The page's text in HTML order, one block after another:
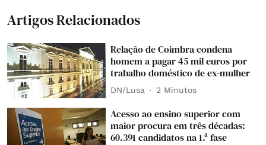
Artigos Relacionados
Relação de Coimbra condena
homem a pagar 45 mil euros por
trabalho doméstico de ex-mulher
DN/Lusa 2 Minutos
Acesso ao ensino superior com
maior procura em três décadas:
60.391 candidatos na 1.ª fase